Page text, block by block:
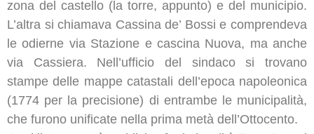
zona del castello (la torre, appunto) e del municipio.
L’altra si chiamava Cassina de’ Bossi e comprendeva
le odierne via Stazione e cascina Nuova, ma anche
via Cassiera. Nell’ufficio del sindaco si trovano
stampe delle mappe catastali dell’epoca napoleonica
(1774 per la precisione) di entrambe le municipalità,
che furono unificate nella prima metà dell’Ottocento.